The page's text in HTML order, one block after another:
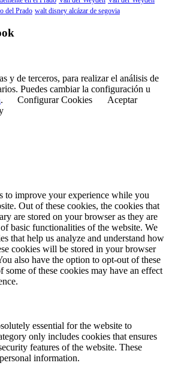
del Prado walt disney alcázar de segovia
y de terceros, para realizar el análisis de
Puedes cambiar la configuración u
. Configurar Cookies
Aceptar
to improve your experience while you
Out of these cookies, the cookies that
are stored on your browser as they are
basic functionalities of the website. We
that help us analyze and understand how
cookies will be stored in your browser
also have the option to opt-out of these
of these cookies may have an effect
essential for the website to
only includes cookies that ensures
features of the website. These
information.